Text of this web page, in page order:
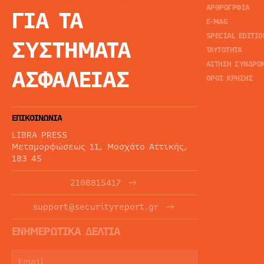
ΓΙΑ ΤΑ
ΣΥΣΤΗΜΑΤΑ
ΑΣΦΑΛΕΙΑΣ
ΕΠΙΚΟΙΝΩΝΙΑ
LIBRA PRESS
Μεταμορφώσεως 11, Μοσχάτο Αττικής,
183 45
2108815417
support@securityreport.gr
ΕΝΗΜΕΡΩΤΙΚΑ ΔΕΛΤΙΑ
ΑΡΘΡΟΓΡΦΙΑ
E-MAG
SPECIAL
ΤΑΥΤΟΤΗΤΑ
ΑΙΤΗΣΗ
ΟΡΟΙ ΧΡΗΣΗΣ